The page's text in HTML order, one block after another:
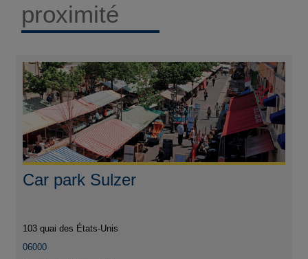
proximité
Car park Sulzer
103 quai des États-Unis
06000